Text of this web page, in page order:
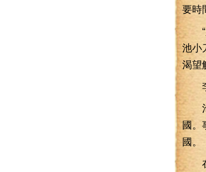
要時
“好
池小
渴望
李
池
國。
國。
在